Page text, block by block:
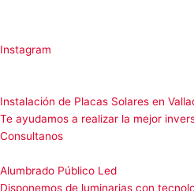
Instagram
Instalación de Placas Solares en
Te ayudamos a realizar la mejor
Consultanos
Alumbrado Público Led
Disponemos de luminarias con